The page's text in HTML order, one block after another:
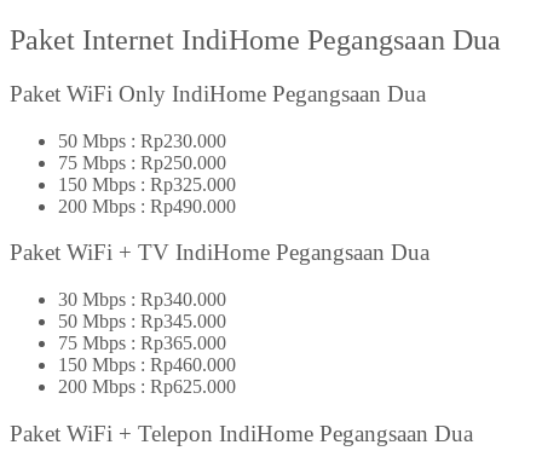
Paket Internet IndiHome Pegangsaan Dua
Paket WiFi Only IndiHome Pegangsaan Dua
50 Mbps : Rp230.000
75 Mbps : Rp250.000
150 Mbps : Rp325.000
200 Mbps : Rp490.000
Paket WiFi + TV IndiHome Pegangsaan Dua
30 Mbps : Rp340.000
50 Mbps : Rp345.000
75 Mbps : Rp365.000
150 Mbps : Rp460.000
200 Mbps : Rp625.000
Paket WiFi + Telepon IndiHome Pegangsaan Dua